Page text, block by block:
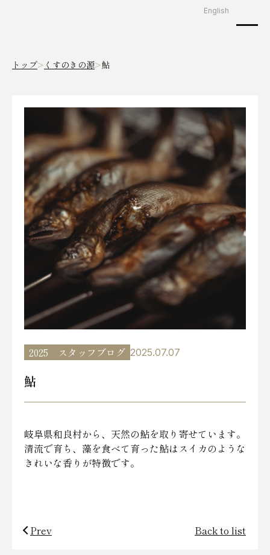
English
トップ くすのきの源 鮎
2025 スタッフブログ 2025.07.07
鮎
岐阜県和良村から、天然の鮎を取り寄せています。
清流で育ち、藻を食べて育った鮎はスイカのような
きれいな香りが特徴です。
Prev Back to list